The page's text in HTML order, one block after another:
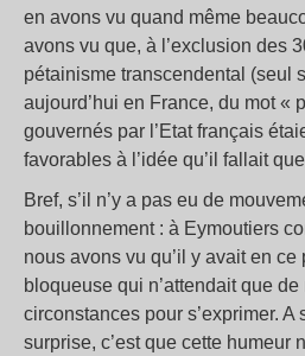
en avons vu quand même
avons vu que, à l’exclusion des
pétainisme transcendental (seul
aujourd’hui en France, du mot «
gouvernés par l’Etat français
favorables à l’idée qu’il fallait
Bref, s’il n’y a pas eu de
bouillonnement : à Eymoutiers
nous avons vu qu’il y avait en
bloqueuse qui n’attendait que
circonstances pour s’exprimer. A
surprise, c’est que cette humeur